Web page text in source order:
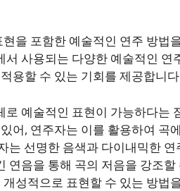
을 포함한 예술적인 연주 방법
사용되는 다양한 예술적인 연
용할 수 있는 기회를 제공합니
예술적인 표현이 가능하다는
어, 연주자는 이를 활용하여 곡
는 선명한 음색과 다이내믹한
연음을 통해 곡의 저음을 강조
성적으로 표현할 수 있는 방법